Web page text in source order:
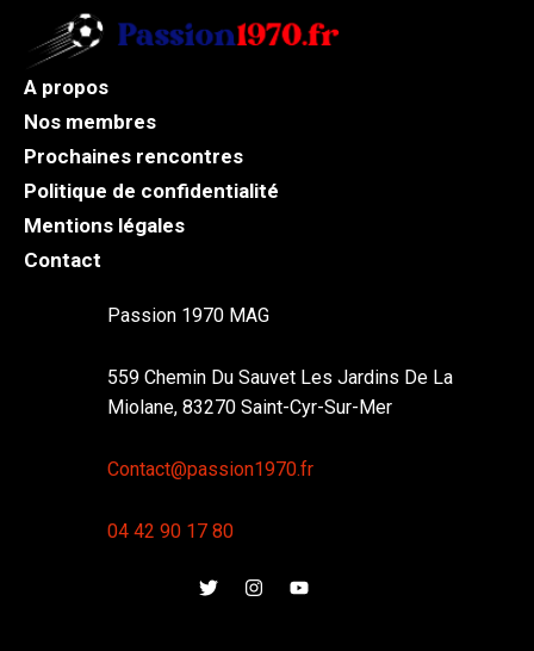
A propos
Nos membres
Prochaines rencontres
Politique de confidentialité
Mentions légales
Contact
Passion 1970 MAG
559 Chemin Du Sauvet Les Jardins De La
Miolane, 83270 Saint-Cyr-Sur-Mer
Contact@passion1970.fr
04 42 90 17 80